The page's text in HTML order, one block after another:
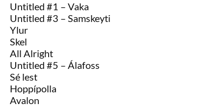
Untitled #1 – Vaka
Untitled #3 – Samskeyti
Ylur
Skel
All Alright
Untitled #5 – Álafoss
Sé lest
Hoppípolla
Avalon